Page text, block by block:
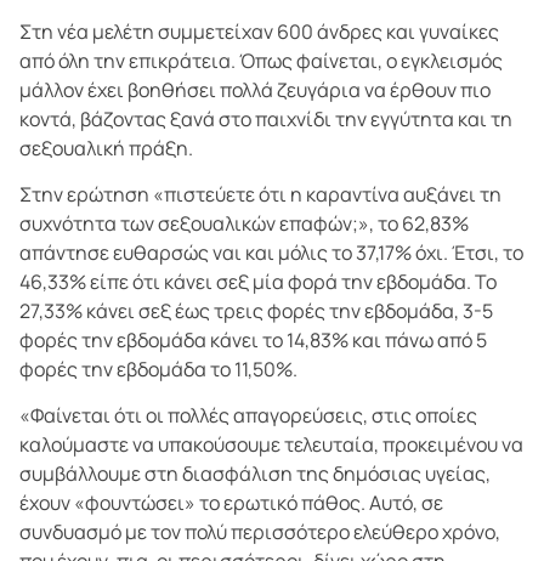
Στη νέα μελέτη συμμετείχαν 600 άνδρες και γυναίκες
από όλη την επικράτεια. Όπως φαίνεται, ο εγκλεισμός
μάλλον έχει βοηθήσει πολλά ζευγάρια να έρθουν πιο
κοντά, βάζοντας ξανά στο παιχνίδι την εγγύτητα και τη
σεξουαλική πράξη.
Στην ερώτηση «πιστεύετε ότι η καραντίνα αυξάνει τη
συχνότητα των σεξουαλικών επαφών;», το 62,83%
απάντησε ευθαρσώς ναι και μόλις το 37,17% όχι. Έτσι, το
46,33% είπε ότι κάνει σεξ μία φορά την εβδομάδα. Το
27,33% κάνει σεξ έως τρεις φορές την εβδομάδα, 3-5
φορές την εβδομάδα κάνει το 14,83% και πάνω από 5
φορές την εβδομάδα το 11,50%.
«Φαίνεται ότι οι πολλές απαγορεύσεις, στις οποίες
καλούμαστε να υπακούσουμε τελευταία, προκειμένου να
συμβάλλουμε στη διασφάλιση της δημόσιας υγείας,
έχουν «φουντώσει» το ερωτικό πάθος. Αυτό, σε
συνδυασμό με τον πολύ περισσότερο ελεύθερο χρόνο,